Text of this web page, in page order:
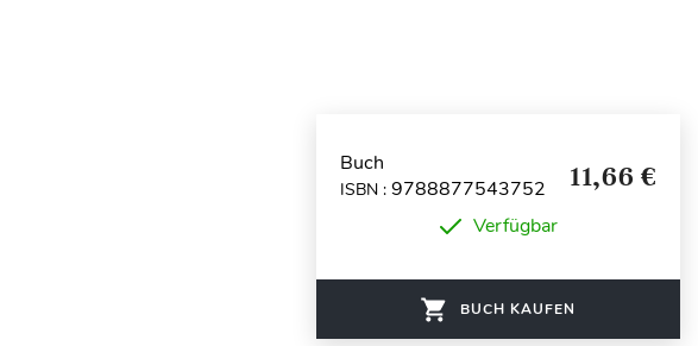
Buch
ISBN : 9788877543752 11,66 €
Verfügbar
BUCH KAUFEN